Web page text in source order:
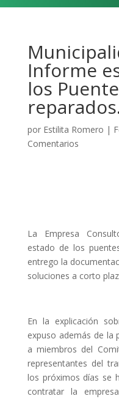
Informe
los
reparados.
por Estilita Romero |
Comentarios
La Empresa
estado de los
entrego la
soluciones a corto
En la explicación
expuso además de la
a miembros del
representantes del
los próximos días se
contratar la